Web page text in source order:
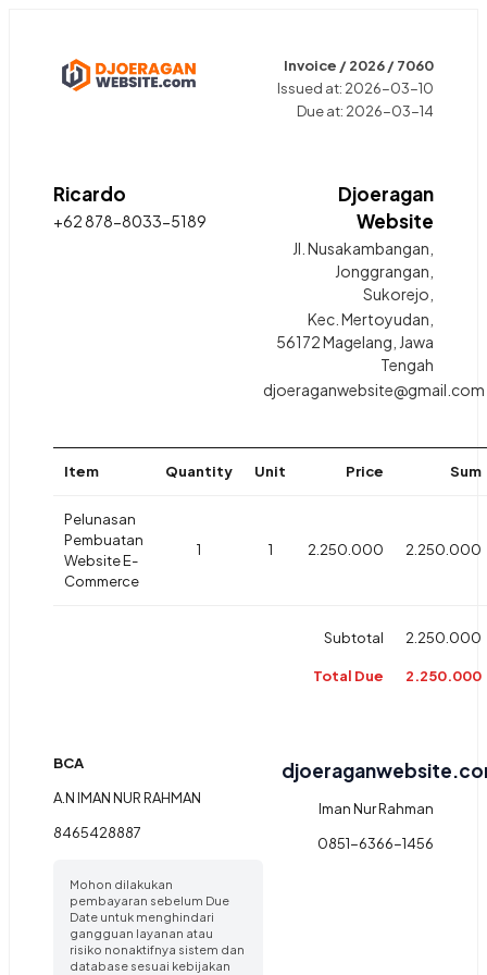
Invoice / 2026 / 7060
Issued at: 2026-03-10
Due at: 2026-03-14
Ricardo
+62 878-8033-5189
Djoeragan
Website
Jl. Nusakambangan,
Jonggrangan,
Sukorejo,
Kec. Mertoyudan,
56172 Magelang, Jawa
Tengah
djoeraganwebsite@gmail.com
Item Quantity Unit Price Sum
Pelunasan
Pembuatan
Website E-
Commerce
1 1 2.250.000 2.250.000
Subtotal 2.250.000
Total Due 2.250.000
BCA
A.N IMAN NUR RAHMAN
8465428887
Mohon dilakukan
pembayaran sebelum Due
Date untuk menghindari
gangguan layanan atau
risiko nonaktifnya sistem dan
database sesuai kebijakan
Iman Nur Rahman
0851-6366-1456